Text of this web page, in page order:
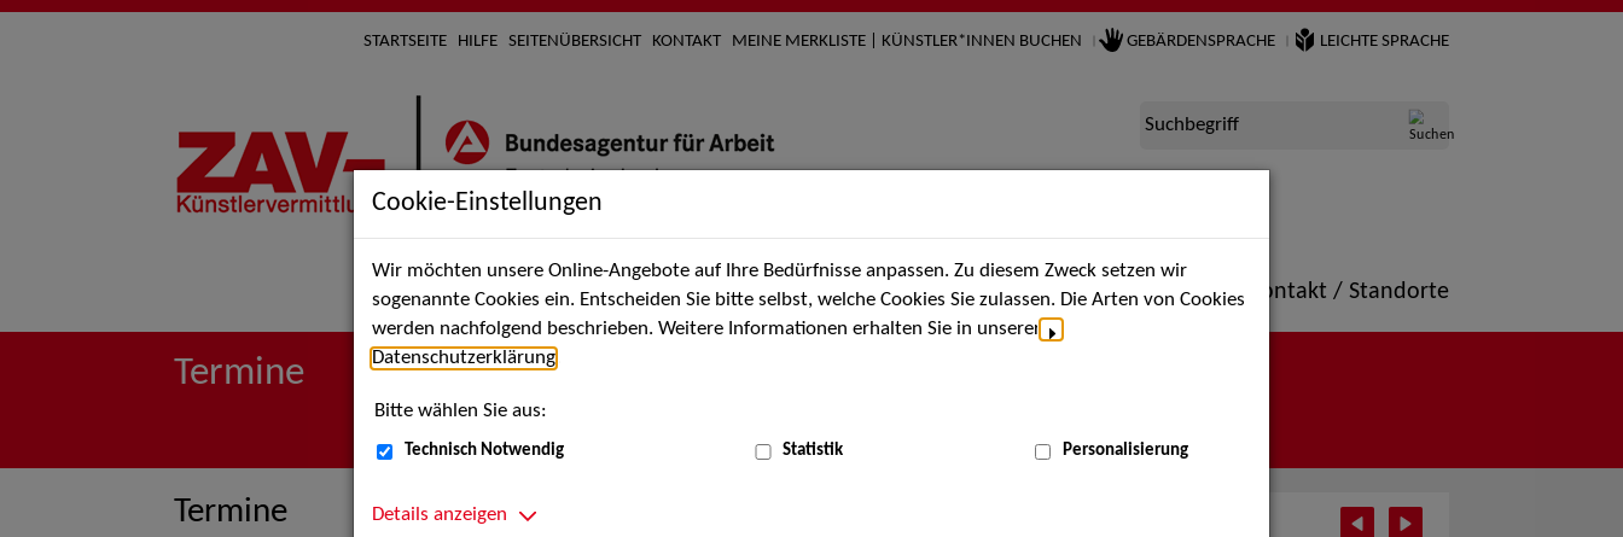
STARTSEITE HILFE SEITENÜBERSICHT KONTAKT MEINE MERKLISTE | KÜNSTLER*INNEN BUCHEN GEBÄRDENSPRACHE LEICHTE SPRACHE
Suchbegriff
Suche nach Künstler*innen Über uns Aktuelles Termine Portfolio Kontakt / Standorte
Termine
Termine
Cookie-Einstellungen
Wir möchten unsere Online-Angebote auf Ihre Bedürfnisse anpassen. Zu diesem Zweck setzen wir
sogenannte Cookies ein. Entscheiden Sie bitte selbst, welche Cookies Sie zulassen. Die Arten von Cookies
werden nachfolgend beschrieben. Weitere Informationen erhalten Sie in unserer
Datenschutzerklärung
Bitte wählen Sie aus:
Technisch Notwendig Statistik Personalisierung
Details anzeigen